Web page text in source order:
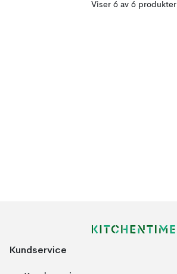
Viser 6 av 6 produkter
Kundservice